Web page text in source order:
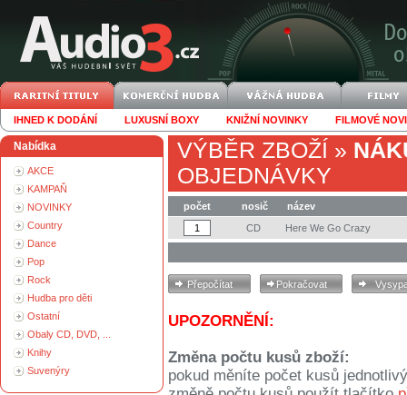
IHNED K DODÁNÍ LUXUSNÍ BOXY KNIŽNÍ NOVINKY FILMOVÉ
Nabídka
AKCE
KAMPAŇ
NOVINKY
Country
Dance
Pop
Rock
Hudba pro děti
Ostatní
Obaly CD, DVD, ...
Knihy
Suvenýry
VÝBĚR ZBOŽÍ »
OBJEDNÁVKY
počet nosič
název
CD
Here We Go Crazy
UPOZORNĚNÍ:
Změna počtu kusů zboží:
pokud měníte počet kusů